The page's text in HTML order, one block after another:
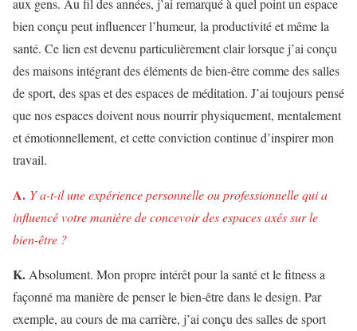
aux gens. Au fil des années, j’ai remarqué à quel point un espace
bien conçu peut influencer l’humeur, la productivité et même la
santé. Ce lien est devenu particulièrement clair lorsque j’ai conçu
des maisons intégrant des éléments de bien-être comme des salles
de sport, des spas et des espaces de méditation. J’ai toujours pensé
que nos espaces doivent nous nourrir physiquement, mentalement
et émotionnellement, et cette conviction continue d’inspirer mon
travail.
A. Y a-t-il une expérience personnelle ou professionnelle qui a
influencé votre manière de concevoir des espaces axés sur le
bien-être ?
K. Absolument. Mon propre intérêt pour la santé et le fitness a
façonné ma manière de penser le bien-être dans le design. Par
exemple, au cours de ma carrière, j’ai conçu des salles de sport